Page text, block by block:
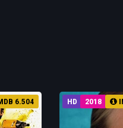
6.504 HD 2018